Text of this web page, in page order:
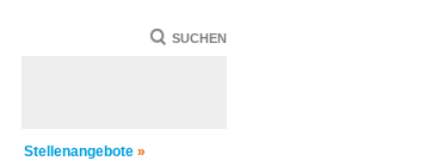
SUCHEN
Stellenangebote »